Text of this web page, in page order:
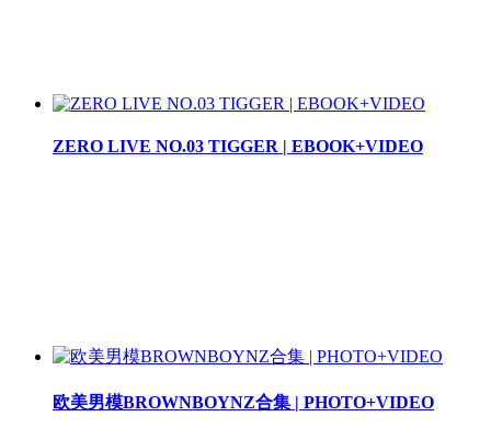
ZERO LIVE NO.03 TIGGER | EBOOK+VIDEO
欧美男模BROWNBOYNZ合集 | PHOTO+VIDEO